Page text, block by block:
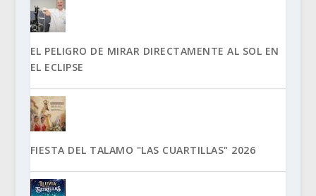
EL PELIGRO DE MIRAR DIRECTAMENTE AL SOL EN
EL ECLIPSE
FIESTA DEL TALAMO "LAS CUARTILLAS" 2026